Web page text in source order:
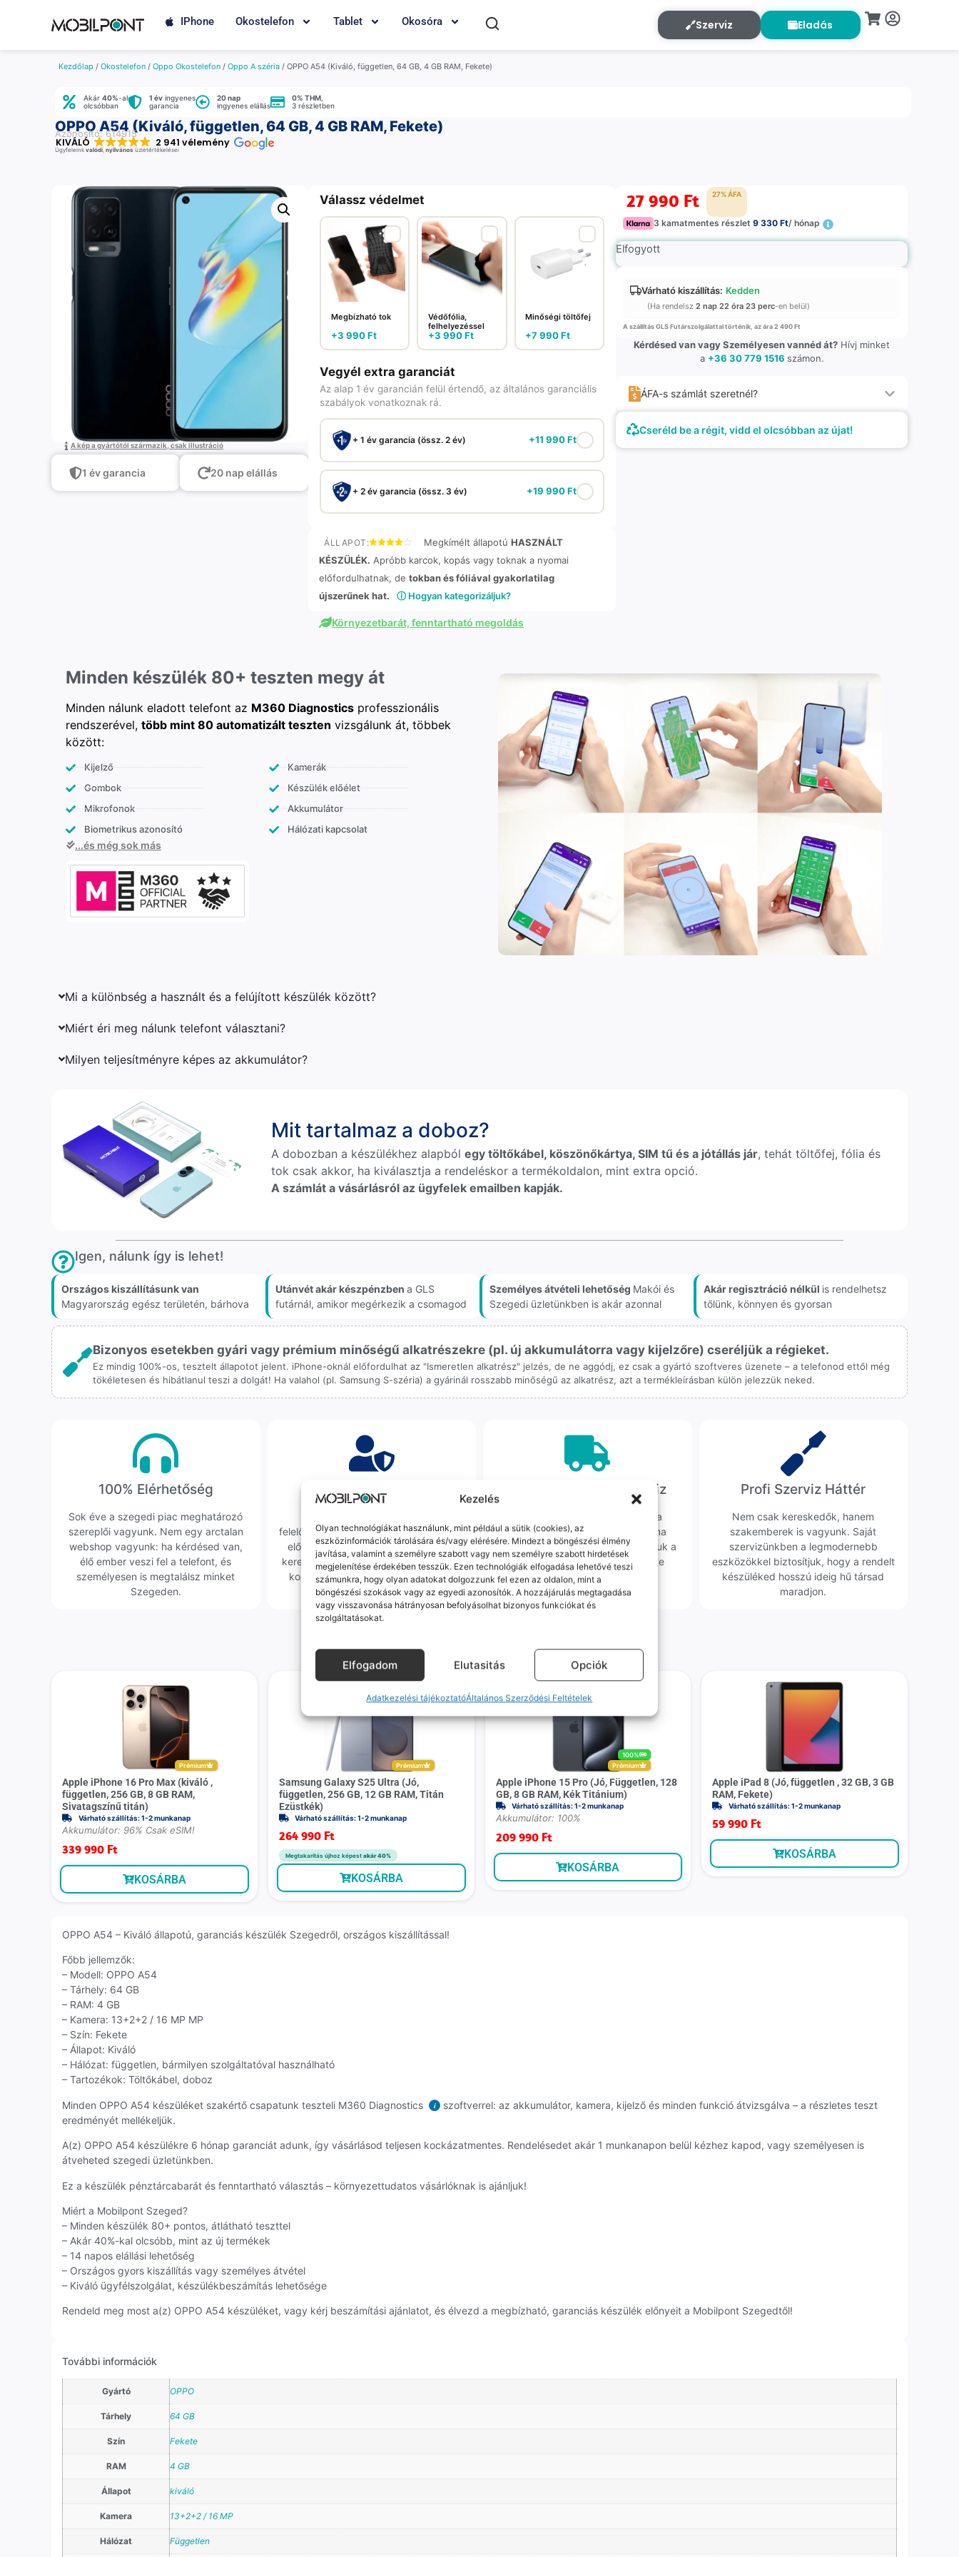
Kezelés
Olyan technológiákat használunk, mint például a sütik (cookies), az
eszközinformációk tárolására és/vagy elérésére. Mindezt a böngészési élmény
javítása, valamint a személyre szabott vagy nem személyre szabott hirdetések
megjelenítése érdekében tesszük. Ezen technológiák elfogadása lehetővé teszi
számunkra, hogy olyan adatokat dolgozzunk fel ezen az oldalon, mint a
böngészési szokások vagy az egyedi azonosítók. A hozzájárulás megtagadása
vagy visszavonása hátrányosan befolyásolhat bizonyos funkciókat és
szolgáltatásokat.
Elfogadom Elutasitás Opciók
Adatkezelési tájékoztatóÁltalános Szerződési Feltételek
IPhone Okostelefon Tablet Okosóra Szerviz Eladás
Kezdőlap / Okostelefon / Oppo Okostelefon / Oppo A széria / OPPO A54 (Kiváló, független, 64 GB, 4 GB RAM, Fekete)
Akár 40%-al
olcsóbban
1 év ingyenes
garancia
20 nap
ingyenes elállás
0% THM
3 részletben
OPPO A54 (Kiváló, független, 64 GB, 4 GB RAM, Fekete)
Azonosító: 614915
KIVÁLÓ 2 941 vélemény
Ügyfeleink valódi, nyilvános üzletértékelései
A kép a gyártótól származik, csak illustráció
1 év garancia 20 nap elállás
Válassz védelmet
Megbízható tok
+3 990Ft
Védőfólia,
felhelyezéssel
+3 990Ft
Minőségi töltőfej
+7 990Ft
Vegyél extra garanciát
Az alap 1 év garancián felül értendő, az általános garanciális
szabályok vonatkoznak rá.
+ 1 év garancia (össz. 2 év) +11 990Ft
+ 2 év garancia (össz. 3 év) +19 990Ft
ÁLLAPOT: Megkímélt állapotú HASZNÁLT
KÉSZÜLÉK. Apróbb karcok, kopás vagy toknak a nyomai
előfordulhatnak, de tokban és fóliával gyakorlatilag
újszerűnek hat.
ⓘ Hogyan kategorizáljuk?
Környezetbarát, fenntartható megoldás
27 990 Ft 27% ÁFA
3 kamatmentes részlet9 330 Ft/ hónap
Elfogyott
Várható kiszállítás: Kedden
(Ha rendelsz2 nap 22 óra 23 perc-en belül)
A szállítás GLS Futárszolgálattal történik, az ára 2 490 Ft
Kérdésed van vagy Személyesen vannéd át? Hívj minket
a +36 30 779 1516 számon.
ÁFA-s számlát szeretnél?
Cseréld be a régit, vidd el olcsóbban az újat!
Minden készülék 80+ teszten megy át
Minden nálunk eladott telefont az M360 Diagnostics professzionális
rendszerével, több mint 80 automatizált teszten vizsgálunk át, többek
között:
Kijelző
Gombok
Mikrofonok
Biometrikus azonosító
Kamerák
Készülék előélet
Akkumulátor
Hálózati kapcsolat
...és még sok más
Mi a különbség a használt és a felújított készülék között?
Miért éri meg nálunk telefont választani?
Milyen teljesítményre képes az akkumulátor?
Mit tartalmaz a doboz?
A dobozban a készülékhez alapbólegy töltőkábel, köszönőkártya, SIM tű és a jótállás jár, tehát töltőfej, fólia és
tok csak akkor, ha kiválasztja a rendeléskor a termékoldalon, mint extra opció.
A számlát a vásárlásról az ügyfelek emailben kapják.
Igen, nálunk így is lehet!
Országos kiszállításunk van
Magyarország egész területén, bárhova
Utánvét akár készpénzben a GLS
futárnál, amikor megérkezik a csomagod
Személyes átvételi lehetőség Makói és
Szegedi üzletünkben is akár azonnal
Akár regisztráció nélkül is rendelhetsz
tőlünk, könnyen és gyorsan
Bizonyos esetekben gyári vagy prémium minőségű alkatrészekre (pl. új akkumulátorra vagy kijelzőre) cseréljük a régieket.
Ez mindig 100%-os, tesztelt állapotot jelent. iPhone-oknál előfordulhat az "Ismeretlen alkatrész" jelzés, de ne aggódj, ez csak a gyártó szoftveres üzenete – a telefonod ettől még
tökéletesen és hibátlanul teszi a dolgát! Ha valahol (pl. Samsung S-széria) a gyárinál rosszabb minőségű az alkatrész, azt a termékleírásban külön jelezzük neked.
100% Elérhetőség
Sok éve a szegedi piac meghatározó
szereplői vagyunk. Nem egy arctalan
webshop vagyunk: ha kérdésed van,
élő ember veszi fel a telefont, és
személyesen is megtalálsz minket
Szegeden.
Korrekt Ügyintézés
felelősségvállalás nálunk alap. Ha ritkán
előfordul egy hiba, nem kifogásokat
keresünk, hanem megoldást. Szakértő
kollégáink azonnal kézbe veszik az
ügyedet.
Ingyenes Futár & Szerviz
Ha messze laksz, mi megyünk a
készülékért. Garanciális probléma
esetén küldjük a futárt, bevizsgáljuk a
telefont, és javítva vagy cserélve
küldjük vissza – neked ez 0 Ft
költséggel jár.
Profi Szerviz Háttér
Nem csak kereskedők, hanem
szakemberek is vagyunk. Saját
szervizünkben a legmodernebb
eszközökkel biztosítjuk, hogy a rendelt
készüléked hosszú ideig hű társad
maradjon.
Mások ezeket is megnézték
Prémium
Apple iPhone 16 Pro Max (kiváló ,
független, 256 GB, 8 GB RAM,
Sivatagszínű titán)
Várható szállítás: 1-2 munkanap
Akkumulátor: 96% Csak eSIM!
339 990 Ft
KOSÁRBA
Prémium
Samsung Galaxy S25 Ultra (Jó,
független, 256 GB, 12 GB RAM, Titán
Ezüstkék)
Várható szállítás: 1-2 munkanap
264 990 Ft
Megtakarítás újhoz képest akár 40%
KOSÁRBA
100%
Prémium
Apple iPhone 15 Pro (Jó, Független, 128
GB, 8 GB RAM, Kék Titánium)
Várható szállítás: 1-2 munkanap
Akkumulátor: 100%
209 990 Ft
KOSÁRBA
Apple iPad 8 (Jó, független , 32 GB, 3 GB
RAM, Fekete)
Várható szállítás: 1-2 munkanap
59 990 Ft
KOSÁRBA
OPPO A54 – Kiváló állapotú, garanciás készülék Szegedről, országos kiszállítással!
Főbb jellemzők:
– Modell: OPPO A54
– Tárhely: 64 GB
– RAM: 4 GB
– Kamera: 13+2+2 / 16 MP MP
– Szín: Fekete
– Állapot: Kiváló
– Hálózat: független, bármilyen szolgáltatóval használható
– Tartozékok: Töltőkábel, doboz
Minden OPPO A54 készüléket szakértő csapatunk teszteli M360 Diagnostics i
szoftverrel: az akkumulátor, kamera, kijelző és minden funkció átvizsgálva – a részletes teszt
eredményét mellékeljük.
A(z) OPPO A54 készülékre 6 hónap garanciát adunk, így vásárlásod teljesen kockázatmentes. Rendelésedet akár 1 munkanapon belül kézhez kapod, vagy személyesen is
átveheted szegedi üzletünkben.
Ez a készülék pénztárcabarát és fenntartható választás – környezettudatos vásárlóknak is ajánljuk!
Miért a Mobilpont Szeged?
– Minden készülék 80+ pontos, átlátható teszttel
– Akár 40%-kal olcsóbb, mint az új termékek
– 14 napos elállási lehetőség
– Országos gyors kiszállítás vagy személyes átvétel
– Kiváló ügyfélszolgálat, készülékbeszámítás lehetősége
Rendeld meg most a(z) OPPO A54 készüléket, vagy kérj beszámítási ajánlatot, és élvezd a megbízható, garanciás készülék előnyeit a Mobilpont Szegedtől!
További információk
Gyártó OPPO
Tárhely 64 GB
Szín Fekete
RAM 4 GB
Állapot kiváló
Kamera 13+2+2 / 16 MP
Hálózat Független